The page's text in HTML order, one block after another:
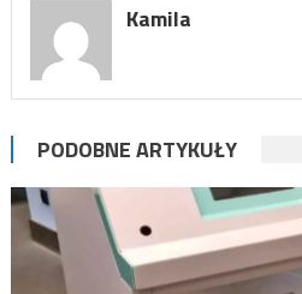
Kamila
PODOBNE ARTYKUŁY